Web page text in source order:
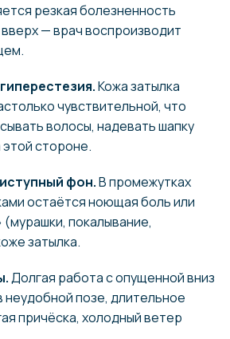
резкая болезненность
— врач воспроизводит
Кожа затылка
чувствительной, что
волосы, надевать шапку
стороне.
фон.В промежутках
остаётся ноющая боль или
(мурашки, покалывание,
затылка.
Долгая работа с опущенной вниз
неудобной позе, длительное
причёска, холодный ветер